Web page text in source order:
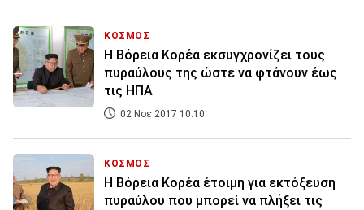
ΚΟΣΜΟΣ
Η Βόρεια Κορέα εκσυγχρονίζει τους
πυραύλους της ώστε να φτάνουν έως
τις ΗΠΑ
02 Νοε 2017 10:10
ΚΟΣΜΟΣ
Η Βόρεια Κορέα έτοιμη για εκτόξευση
πυραύλου που μπορεί να πλήξει τις